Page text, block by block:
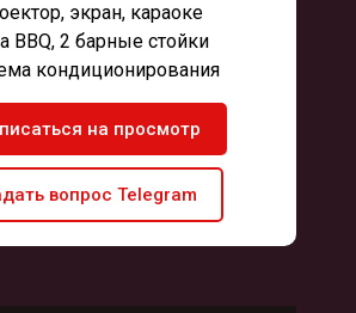
экран, караоке
BBQ, 2 барные стойки
кондиционирования
на просмотр
вопрос Telegram